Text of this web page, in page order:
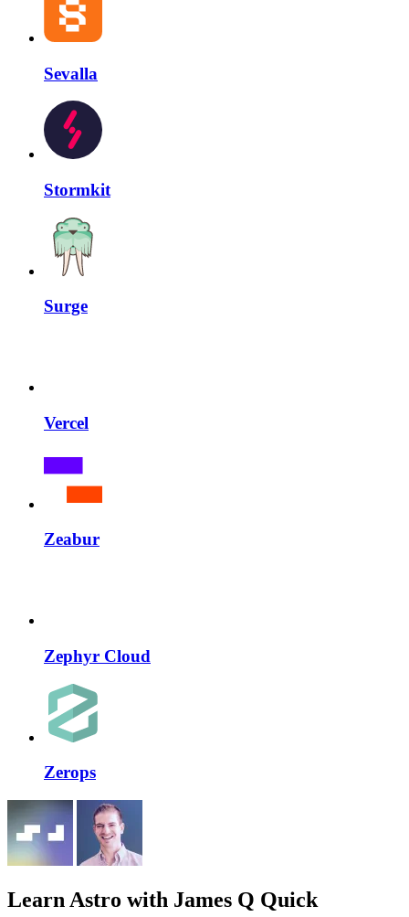
Sevalla
Stormkit
Surge
Vercel
Zeabur
Zephyr Cloud
Zerops
Learn Astro with James Q Quick